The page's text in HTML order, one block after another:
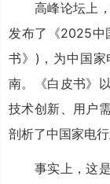
高峰论坛上，
发布了《2025中
书》)，为中国
南。《白皮书》
技术创新、用户
剖析了中国家电
事实上，这是